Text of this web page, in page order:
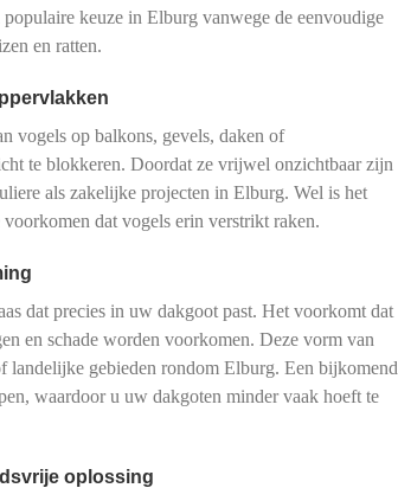
keuze in Elburg vanwege de eenvoudige
en ratten.
vogels op balkons, gevels, daken of
te blokkeren. Doordat ze vrijwel onzichtbaar zijn
als zakelijke projecten in Elburg. Wel is het
dat vogels erin verstrikt raken.
dat precies in uw dakgoot past. Het voorkomt dat
en schade worden voorkomen. Deze vorm van
gebieden rondom Elburg. Een bijkomend
waardoor u uw dakgoten minder vaak hoeft te
oplossing